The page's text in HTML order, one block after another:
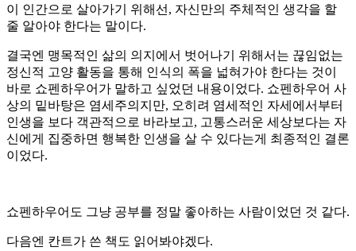
이 인간으로 살아가기 위해선, 자신만의 주체적인 생각을 할
줄 알아야 한다는 말이다.
결국엔 맹목적인 삶의 의지에서 벗어나기 위해서는 끊임없는
정신적 고양 활동을 통해 인식의 폭을 넓혀가야 한다는 것이
바로 쇼펜하우어가 말하고 싶었던 내용이었다. 쇼펜하우어 사
상의 밑바탕은 염세주의지만, 오히려 염세적인 자세에서부터
인생을 보다 객관적으로 바라보고, 고통스러운 세상보다는 자
신에게 집중하면 행복한 인생을 살 수 있다는게 최종적인 결론
이었다.
쇼펜하우어도 그냥 공부를 정말 좋아하는 사람이었던 것 같다.
다음엔 칸트가 쓴 책도 읽어봐야겠다.